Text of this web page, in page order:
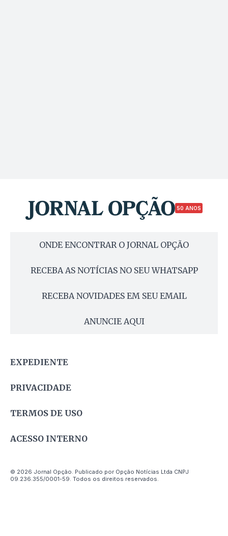
50 ANOS
ONDE ENCONTRAR O JORNAL OPÇÃO
RECEBA AS NOTÍCIAS NO SEU WHATSAPP
RECEBA NOVIDADES EM SEU EMAIL
ANUNCIE AQUI
EXPEDIENTE
PRIVACIDADE
TERMOS DE USO
ACESSO INTERNO
© 2026 Jornal Opção. Publicado por Opção Notícias Ltda CNPJ
09.236.355/0001-59. Todos os direitos reservados.